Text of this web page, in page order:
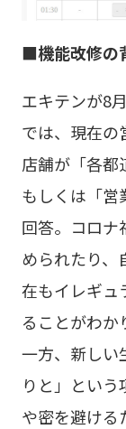
■機能改修の
エキテンが8
では、現在の
店舗が「各都
もしくは「営
回答。コロナ
められたり、
在もイレギュ
ることがわか
一方、新しい
りと」とい
や密を避ける